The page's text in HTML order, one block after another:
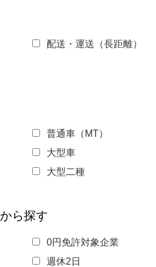
配送・運送（長距離）
普通車（MT）
大型車
大型二種
から探す
0円免許対象企業
週休2日